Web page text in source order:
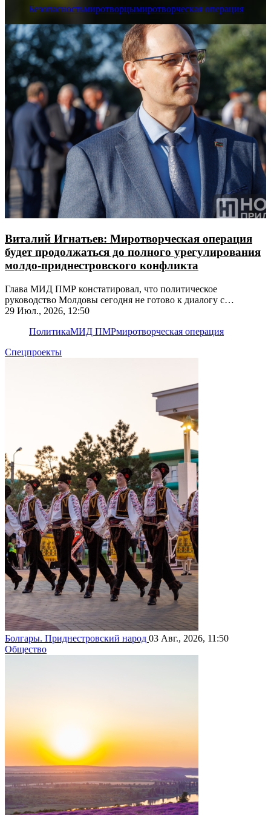
Безопасностьмиротворцымиротворческая операция
Виталий Игнатьев: Миротворческая операция
будет продолжаться до полного урегулирования
молдо-приднестровского конфликта
Глава МИД ПМР констатировал, что политическое
руководство Молдовы сегодня не готово к диалогу с
Приднестровьем
29 Июл., 2026, 12:50
ПолитикаМИД ПМРмиротворческая операция
Спецпроекты
Болгары. Приднестровский народ 03 Авг., 2026, 11:50
Общество